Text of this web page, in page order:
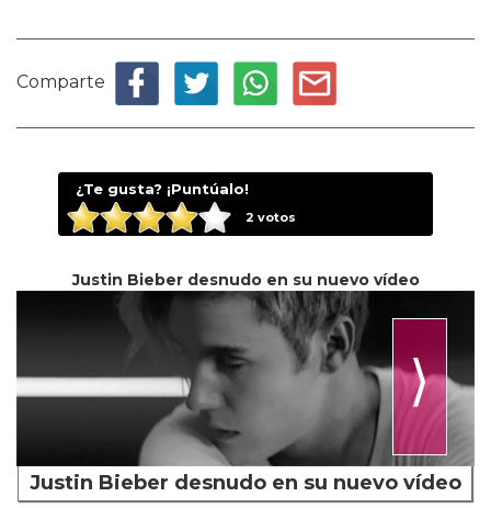
Comparte
¿Te gusta? ¡Puntúalo!
2 votos
Justin Bieber desnudo en su nuevo vídeo
⟩
Justin Bieber desnudo en su nuevo vídeo